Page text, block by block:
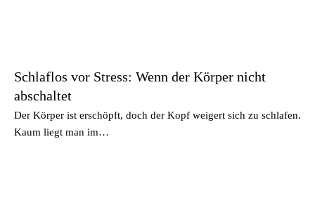
Schlaflos vor Stress: Wenn der Körper nicht
abschaltet
Der Körper ist erschöpft, doch der Kopf weigert sich zu schlafen.
Kaum liegt man im…